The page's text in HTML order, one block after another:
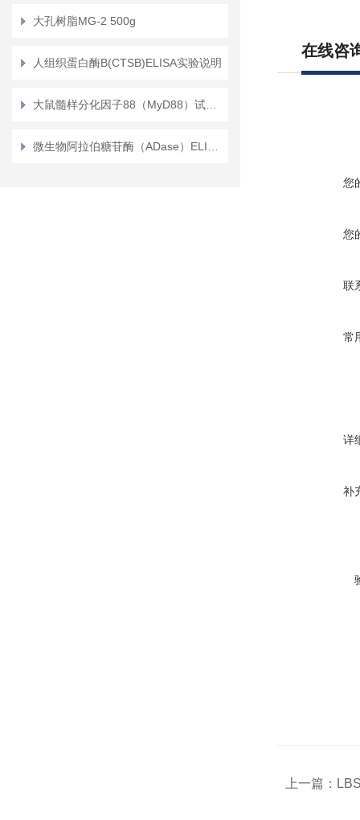
大孔树脂MG-2 500g
人组织蛋白酶B(CTSB)ELISA实验说明
在线咨
您
您
联
常
详
补
上一篇：